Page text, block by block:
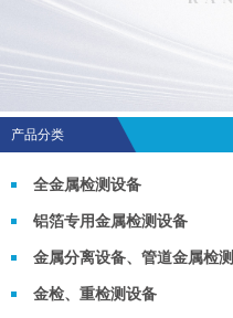
产品分类
全金属检测设备
铝箔专用金属检测设备
金属分离设备、管道金属检测
机 金检、重检测设备